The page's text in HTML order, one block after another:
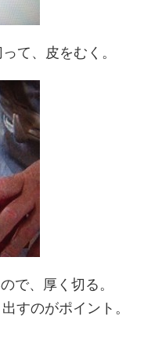
て、皮をむく。
で、厚く切る。
すのがポイント。